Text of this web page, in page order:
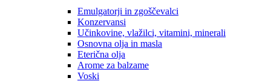
Emulgatorji in zgoščevalci
Konzervansi
Učinkovine, vlažilci, vitamini, minerali
Osnovna olja in masla
Eterična olja
Arome za balzame
Voski